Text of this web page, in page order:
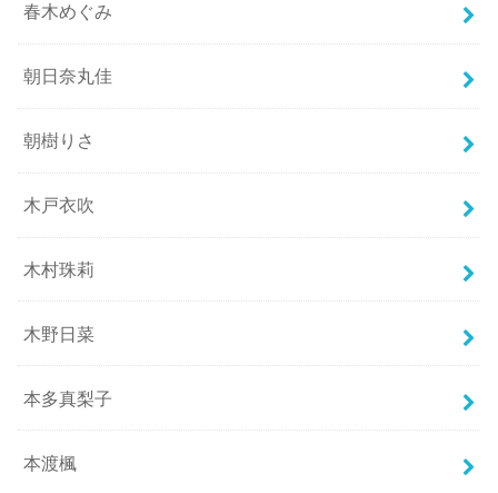
春木めぐみ
朝日奈丸佳
朝樹りさ
木戸衣吹
木村珠莉
木野日菜
本多真梨子
本渡楓